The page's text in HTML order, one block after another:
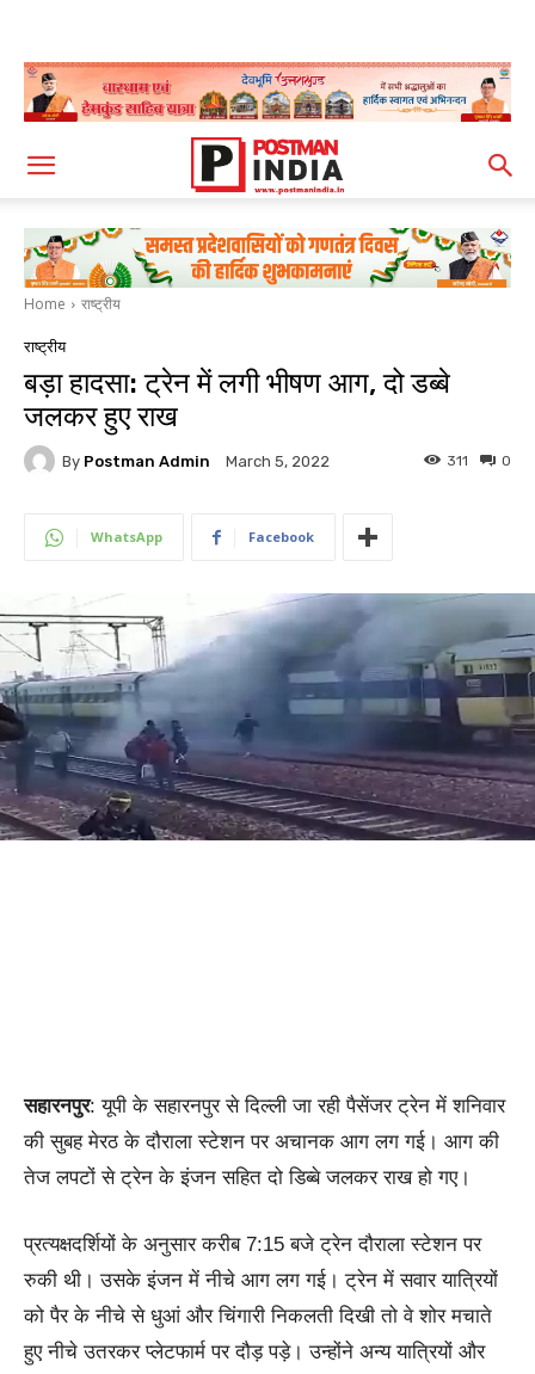
Home राष्ट्रीय
राष्ट्रीय
बड़ा हादसा: ट्रेन में लगी भीषण आग, दो डब्बे
जलकर हुए राख
By Postman Admin March 5, 2022 0
311
WhatsApp Facebook
सहारनपुर: यूपी के सहारनपुर से दिल्‍ली जा रही पैसेंजर ट्रेन में शनिवार
की सुबह मेरठ के दौराला स्‍टेशन पर अचानक आग लग गई। आग की
तेज लपटों से ट्रेन के इंजन सहित दो डिब्‍बे जलकर राख हो गए।
प्रत्‍यक्षदर्शियों के अनुसार करीब 7:15 बजे ट्रेन दौराला स्टेशन पर
रुकी थी। उसके इंजन में नीचे आग लग गई। ट्रेन में सवार यात्रियों
को पैर के नीचे से धुआं और चिंगारी निकलती दिखी तो वे शोर मचाते
हुए नीचे उतरकर प्‍लेटफार्म पर दौड़ पड़े। उन्‍होंने अन्‍य यात्रियों और